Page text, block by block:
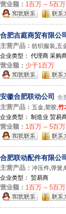
营业额： 1百万 -- 5百万
合肥吉庭商贸有限公
主营产品： 纺织服装,五
企业类型： 代理商 采购
营业额： 少于1百万
安徽合肥联动公司 免
主营产品： 五金 塑胶 竹
企业类型： 制造业 贸易
营业额： 1百万 -- 5百万
合肥联动配件有限公
主营产品： 冲压件,弹簧,
企业类型： 贸易商
营业额： 1百万 -- 5百万